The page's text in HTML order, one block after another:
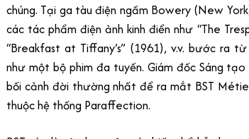
chúng. Tại ga tàu điện ngầm Bowery (New
các tác phẩm điện ảnh kinh điển như “The
“Breakfast at Tiffany’s” (1961), v.v. bước ra
như một bộ phim đa tuyến. Giám đốc Sáng
bối cảnh đời thường nhất để ra mắt BST
thuộc hệ thống Paraffection.